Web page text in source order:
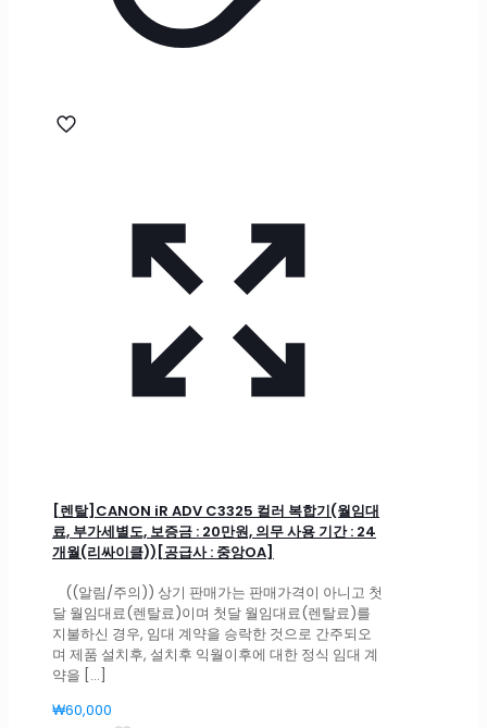
[렌탈]CANON iR ADV C3325 컬러 복합기(월임대
료, 부가세별도, 보증금 : 20만원, 의무 사용 기간 : 24
개월(리싸이클))[공급사 : 중앙OA]
((알림/주의)) 상기 판매가는 판매가격이 아니고 첫
달 월임대료(렌탈료)이며 첫달 월임대료(렌탈료)를
지불하신 경우, 임대 계약을 승락한 것으로 간주되오
며 제품 설치후, 설치후 익월이후에 대한 정식 임대 계
약을 […]
₩60,000